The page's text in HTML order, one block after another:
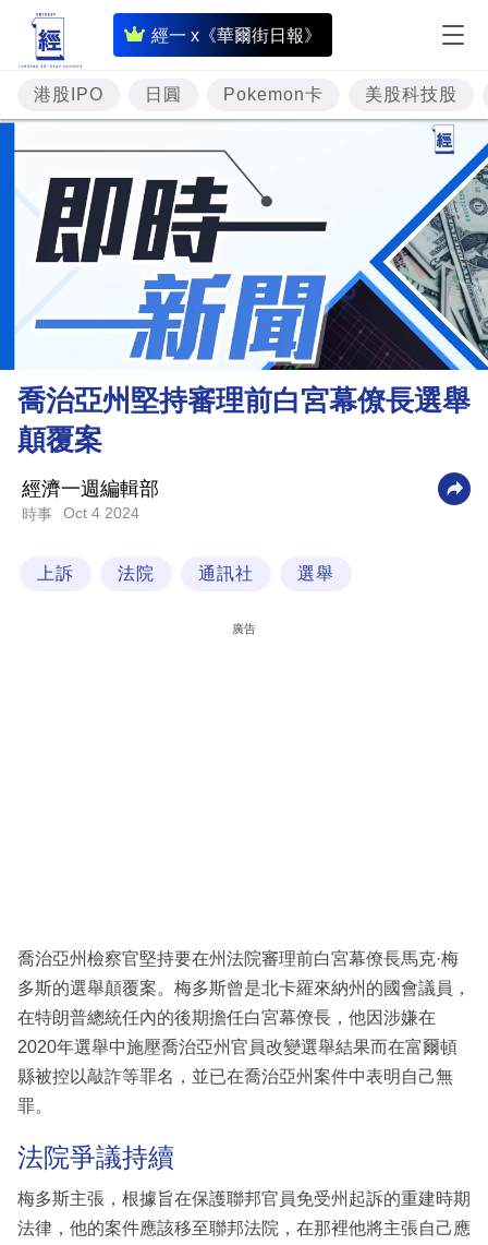
經一 x《華爾街日報》
即
時
財
經
專
題
投
資
樓
市
財
業
科
區
港股IPO 日圓 Pokemon卡 美股科技股
喬治亞州堅持審理前白宮幕僚長選舉
顛覆案
經濟一週編輯部
時事 Oct 4 2024
上訴 法院 通訊社 選舉
廣告
喬治亞州檢察官堅持要在州法院審理前白宮幕僚長馬克·梅
多斯的選舉顛覆案。梅多斯曾是北卡羅來納州的國會議員，
在特朗普總統任內的後期擔任白宮幕僚長，他因涉嫌在
2020年選舉中施壓喬治亞州官員改變選舉結果而在富爾頓
縣被控以敲詐等罪名，並已在喬治亞州案件中表明自己無
罪。
法院爭議持續
梅多斯主張，根據旨在保護聯邦官員免受州起訴的重建時期
法律，他的案件應該移至聯邦法院，在那裡他將主張自己應